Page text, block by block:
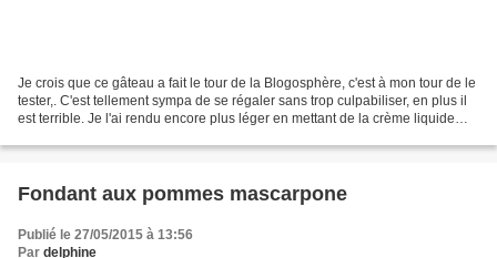
Je crois que ce gâteau a fait le tour de la Blogosphère, c'est à mon tour de le
tester,. C'est tellement sympa de se régaler sans trop culpabiliser, en plus il
est terrible. Je l'ai rendu encore plus léger en mettant de la crème liquide
Fondant aux pommes mascarpone
Publié le 27/05/2015 à 13:56
Par delphine